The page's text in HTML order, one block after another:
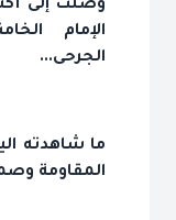
وصلت إلى
الإمام
الجرحى...
ما شاهدته
المقاومة